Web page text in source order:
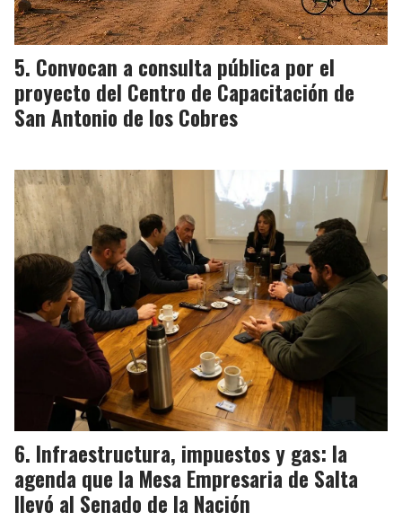
Convocan a consulta pública por el
proyecto del Centro de Capacitación de
San Antonio de los Cobres
Infraestructura, impuestos y gas: la
agenda que la Mesa Empresaria de Salta
llevó al Senado de la Nación